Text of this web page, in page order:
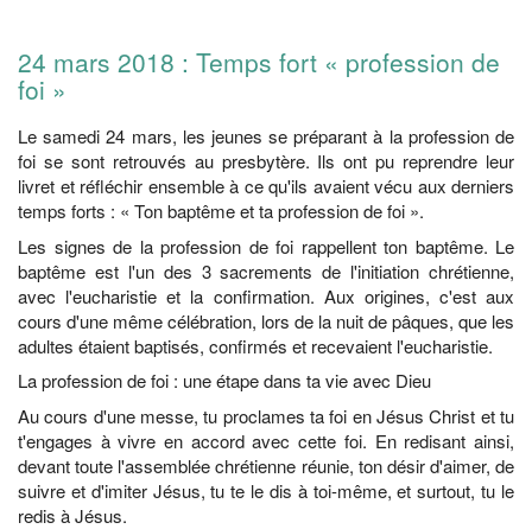
24 mars 2018 : Temps fort « profession de
foi »
Le samedi 24 mars, les jeunes se préparant à la profession de
foi se sont retrouvés au presbytère. Ils ont pu reprendre leur
livret et réfléchir ensemble à ce qu'ils avaient vécu aux derniers
temps forts : « Ton baptême et ta profession de foi ».
Les signes de la profession de foi rappellent ton baptême. Le
baptême est l'un des 3 sacrements de l'initiation chrétienne,
avec l'eucharistie et la confirmation. Aux origines, c'est aux
cours d'une même célébration, lors de la nuit de pâques, que les
adultes étaient baptisés, confirmés et recevaient l'eucharistie.
La profession de foi : une étape dans ta vie avec Dieu
Au cours d'une messe, tu proclames ta foi en Jésus Christ et tu
t'engages à vivre en accord avec cette foi. En redisant ainsi,
devant toute l'assemblée chrétienne réunie, ton désir d'aimer, de
suivre et d'imiter Jésus, tu te le dis à toi-même, et surtout, tu le
redis à Jésus.